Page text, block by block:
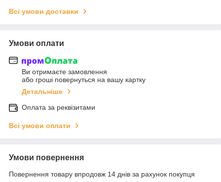
Всі умови доставки
Умови оплати
Ви отримаєте замовлення
або гроші повернуться на вашу картку
Детальніше
Оплата за реквізитами
Всі умови оплати
Умови повернення
Повернення товару впродовж 14 днів за рахунок покупця